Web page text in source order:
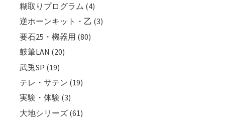
糊取りプログラム (4)
逆ホーンキット・乙 (3)
要石25・機器用 (80)
鼓筆LAN (20)
武兎SP (19)
テレ・サテン (19)
実験・体験 (3)
大地シリーズ (61)